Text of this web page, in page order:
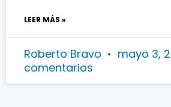
LEER MÁS »
Roberto Bravo mayo 3,
comentarios